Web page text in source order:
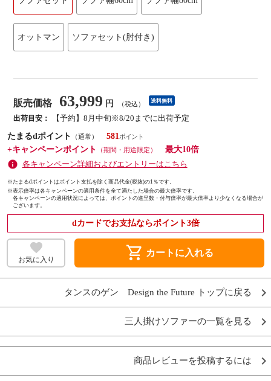
オットマン ソファセット(肘付き)
販売価格 63,999 円 （税込） 送料無料
出荷目安：
【予約】8月中旬※8/20までに出荷予定
たまるdポイント
（通常）
581
+キャンペーンポイント
（期間・用途限定）
最大10倍
各キャンペーン詳細およびエントリーはこちら
※たまるdポイントはポイント支払を除く商品代金(税抜)の1％です。
※表示倍率は各キャンペーンの適用条件を全て満たした場合の最大倍率です。
各キャンペーンの適用状況によっては、ポイントの進呈数・付与倍率が最大倍率より少なくなる場合が
ございます。
dカードでお支払ならポイント3倍
お気に入り shopping_cart カートに入れる
タンスのゲン Design the Future トップに戻る
三人掛けソファーの一覧を見る
商品レビューを投稿するには